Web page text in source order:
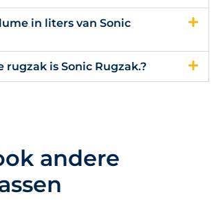
in liters van Sonic
rugzak is Sonic Rugzak.?
andere